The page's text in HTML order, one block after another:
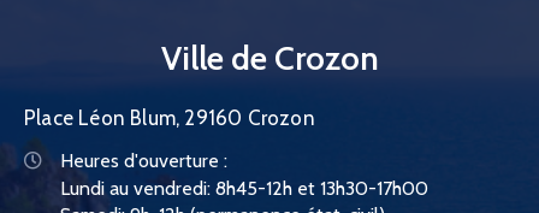
Ville de Crozon
Place Léon Blum, 29160 Crozon
Heures d'ouverture :
Lundi au vendredi: 8h45-12h et 13h30-17h00